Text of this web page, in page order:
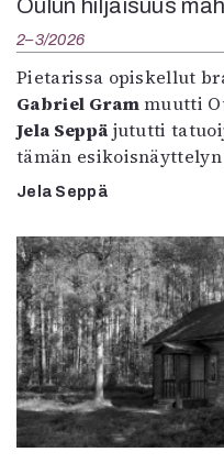
Oulun hiljaisuus
2–3/2026
Pietarissa opiskellut
Gabriel Grammuutti
Jela Seppä jututti
tämän
Jela Seppä